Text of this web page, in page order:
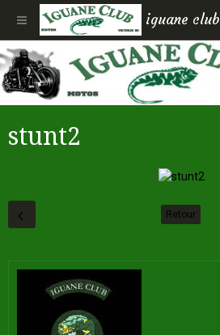
iguane club
stunt2
Retour